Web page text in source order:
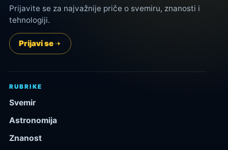
Prijavite se za najvažnije priče o svemiru, znanosti i
tehnologiji.
Prijavi se
RUBRIKE
Svemir
Astronomija
Znanost